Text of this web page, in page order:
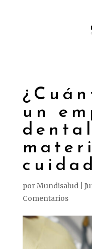
un
porMundisalud|
Comentarios